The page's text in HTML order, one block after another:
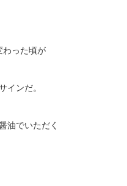
わった頃が
インだ。
油でいただく